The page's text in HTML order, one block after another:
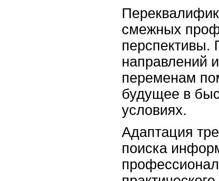
смежных
перспективы.
направлений
переменам
будущее в
условиях.
Адаптация
поиска